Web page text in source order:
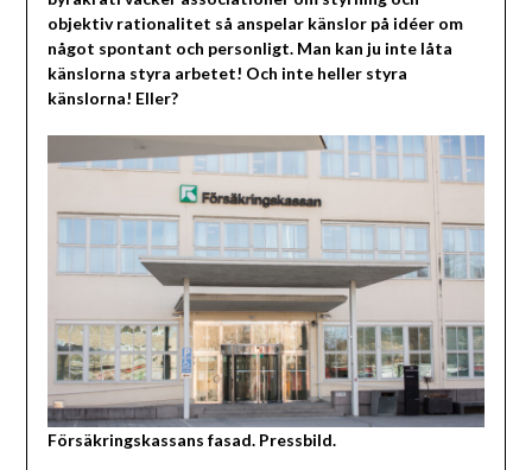
objektiv rationalitet så anspelar känslor på idéer om
något spontant och personligt. Man kan ju inte låta
känslorna styra arbetet! Och inte heller styra
känslorna! Eller?
Försäkringskassans fasad. Pressbild.